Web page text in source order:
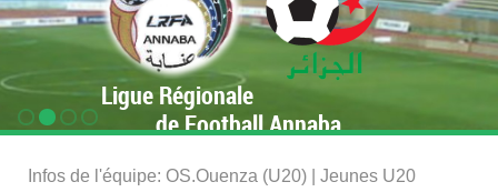
Ligue Régionale
de Football Annaba
Infos de l'équipe: OS.Ouenza (U20) | Jeunes U20